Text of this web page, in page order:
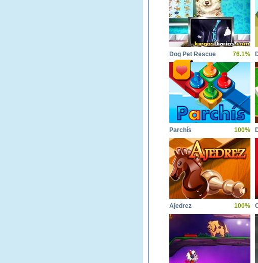
Dog Pet Rescue 76.1%
Parchís 100%
Ajedrez 100%